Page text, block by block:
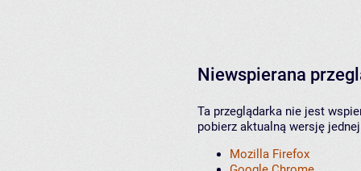
Niewspierana
Ta przeglądarka nie jest
pobierz aktualną wersję
Mozilla Firefox